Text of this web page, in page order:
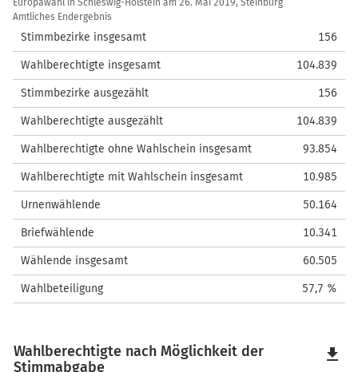
Europawahl in Schleswig-Holstein am 26. Mai 2019, Steinburg
Amtliches Endergebnis
Stimmbezirke insgesamt 156
Wahlberechtigte insgesamt 104.839
Stimmbezirke ausgezählt 156
Wahlberechtigte ausgezählt 104.839
Wahlberechtigte ohne Wahlschein insgesamt 93.854
Wahlberechtigte mit Wahlschein insgesamt 10.985
Urnenwählende 50.164
Briefwählende 10.341
Wählende insgesamt 60.505
Wahlbeteiligung 57,7 %
Wahlberechtigte nach Möglichkeit der
Stimmabgabe
file_download